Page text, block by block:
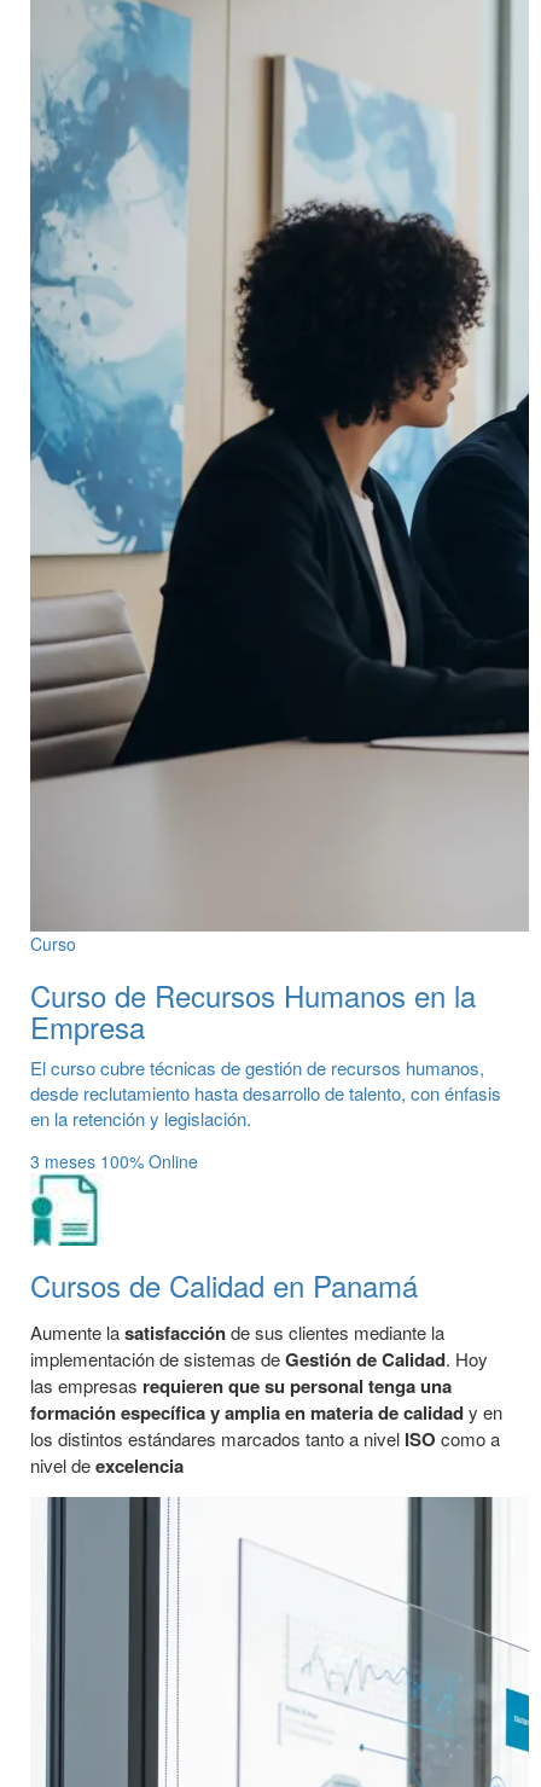
Curso
Curso de Recursos Humanos en la
Empresa
El curso cubre técnicas de gestión de recursos humanos,
desde reclutamiento hasta desarrollo de talento, con énfasis
en la retención y legislación.
3 meses 100% Online
Cursos de Calidad en Panamá
Aumente lasatisfacciónde sus clientes mediante la
implementación de sistemas deGestión de Calidad. Hoy
las empresas requieren que su personal tenga una
formación específica y amplia en materia de calidady en
los distintos estándares marcados tanto a nivel ISO como a
nivel deexcelencia